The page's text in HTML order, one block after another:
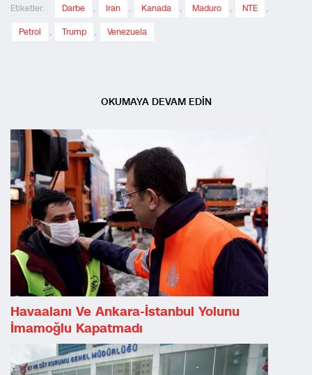
Etiketler: Darbe , Iran , Kanada , Maduro , NTE ,
Petrol , Trump , Venezuela
OKUMAYA DEVAM EDİN
Havaalanı Ve Ankara-İstanbul Yolunu
İmamoğlu Kapatmadı